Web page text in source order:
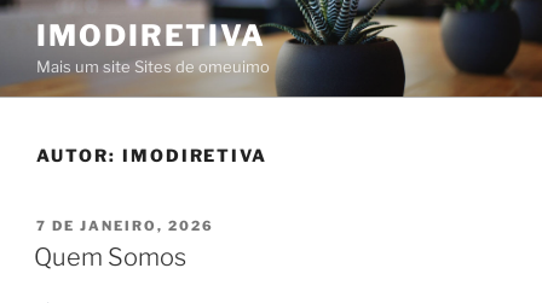
Saltar
conteúdo
IMODIRETIVA
Mais um site Sites de omeuimo
AUTOR: IMODIRETIVA
PUBLICADO
EM
7 DE JANEIRO, 2026
Quem Somos